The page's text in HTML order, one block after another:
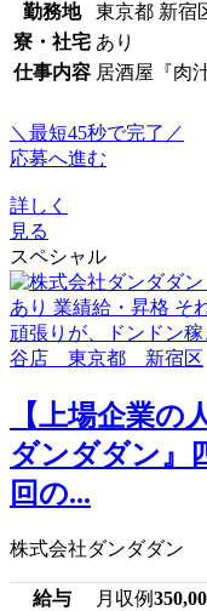
勤務地
東京都 新宿
寮・社宅 あり
仕事内容 居酒屋『肉
＼最短45秒で完了／
応募へ進む
詳しく
見る
スペシャル
【上場企業の
ダンダダン』
回の...
株式会社ダンダダン
給与 月収例